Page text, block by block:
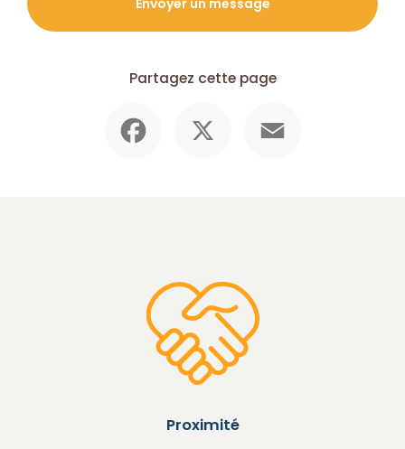
Partagez cette page
Proximité